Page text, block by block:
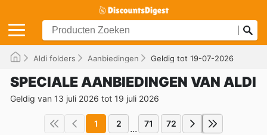
Aldi folders Aanbiedingen Geldig tot 19-07-2026
SPECIALE AANBIEDINGEN VAN ALDI
Geldig van 13 juli 2026 tot 19 juli 2026
1 2 ... 71 72